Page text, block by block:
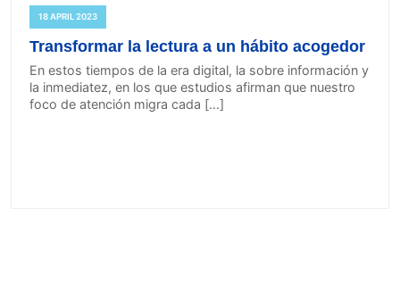
18 APRIL 2023
Transformar la lectura a un hábito acogedor
En estos tiempos de la era digital, la sobre información y
la inmediatez, en los que estudios afirman que nuestro
foco de atención migra cada […]